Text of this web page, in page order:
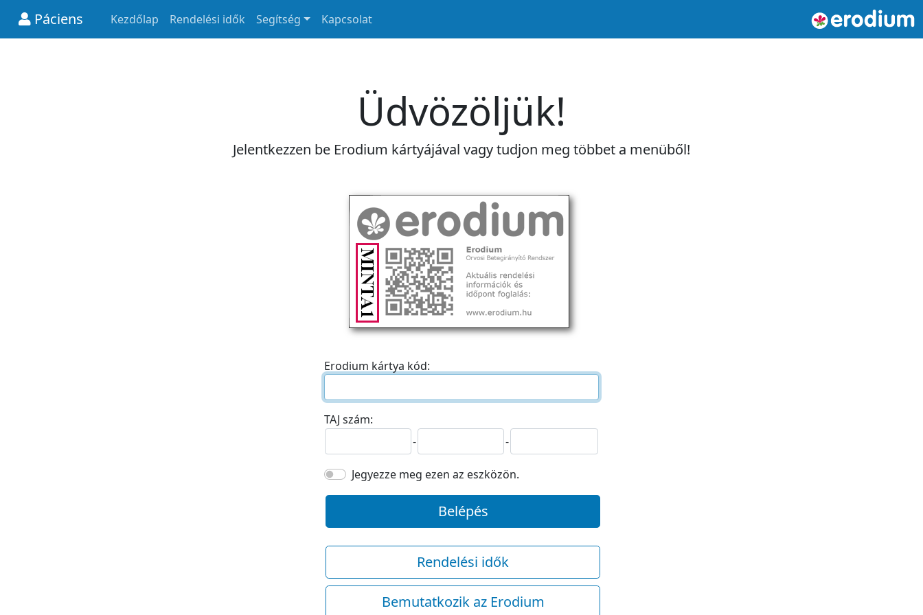
Páciens Kezdőlap Rendelési idők Segítség Kapcsolat
Üdvözöljük!
Jelentkezzen be Erodium kártyájával vagy tudjon meg többet a menüből!
Erodium kártya kód:
TAJ szám:
-
-
Jegyezze meg ezen az eszközön.
Belépés
Rendelési idők
Bemutatkozik az Erodium